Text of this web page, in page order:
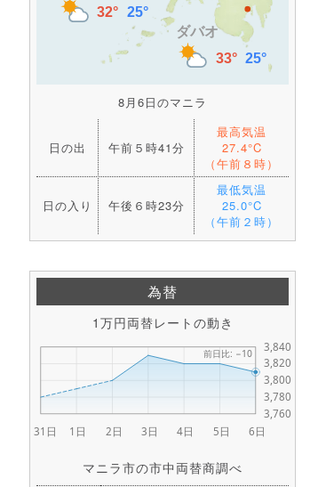
8月6日のマニラ
日の出 午前５時41分
最高気温
27.4°C
（午前８時）
日の入り 午後６時23分
最低気温
25.0°C
（午前２時）
為替
1万円両替レートの動き
マニラ市の市中両替商調べ